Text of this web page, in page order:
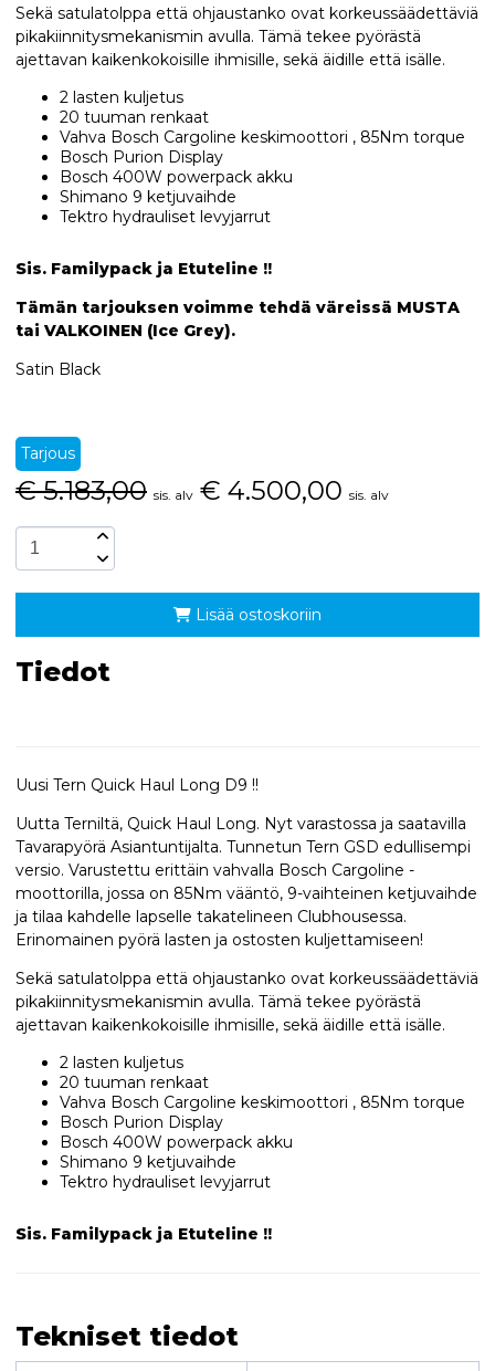
Sekä satulatolppa että ohjaustanko ovat korkeussäädettäviä
pikakiinnitysmekanismin avulla. Tämä tekee pyörästä
ajettavan kaikenkokoisille ihmisille, sekä äidille että isälle.
2 lasten kuljetus
20 tuuman renkaat
Vahva Bosch Cargoline keskimoottori , 85Nm torque
Bosch Purion Display
Bosch 400W powerpack akku
Shimano 9 ketjuvaihde
Tektro hydrauliset levyjarrut
Sis. Familypack ja Etuteline !!
Tämän tarjouksen voimme tehdä väreissä MUSTA
tai VALKOINEN (Ice Grey).
Satin Black
Tarjous
€ 5.183,00 sis. alv € 4.500,00 sis. alv
Lisää ostoskoriin
Tiedot
Uusi Tern Quick Haul Long D9 !!
Uutta Terniltä, Quick Haul Long. Nyt varastossa ja saatavilla
Tavarapyörä Asiantuntijalta. Tunnetun Tern GSD edullisempi
versio. Varustettu erittäin vahvalla Bosch Cargoline -
moottorilla, jossa on 85Nm vääntö, 9-vaihteinen ketjuvaihde
ja tilaa kahdelle lapselle takatelineen Clubhousessa.
Erinomainen pyörä lasten ja ostosten kuljettamiseen!
Sekä satulatolppa että ohjaustanko ovat korkeussäädettäviä
pikakiinnitysmekanismin avulla. Tämä tekee pyörästä
ajettavan kaikenkokoisille ihmisille, sekä äidille että isälle.
2 lasten kuljetus
20 tuuman renkaat
Vahva Bosch Cargoline keskimoottori , 85Nm torque
Bosch Purion Display
Bosch 400W powerpack akku
Shimano 9 ketjuvaihde
Tektro hydrauliset levyjarrut
Sis. Familypack ja Etuteline !!
Tekniset tiedot